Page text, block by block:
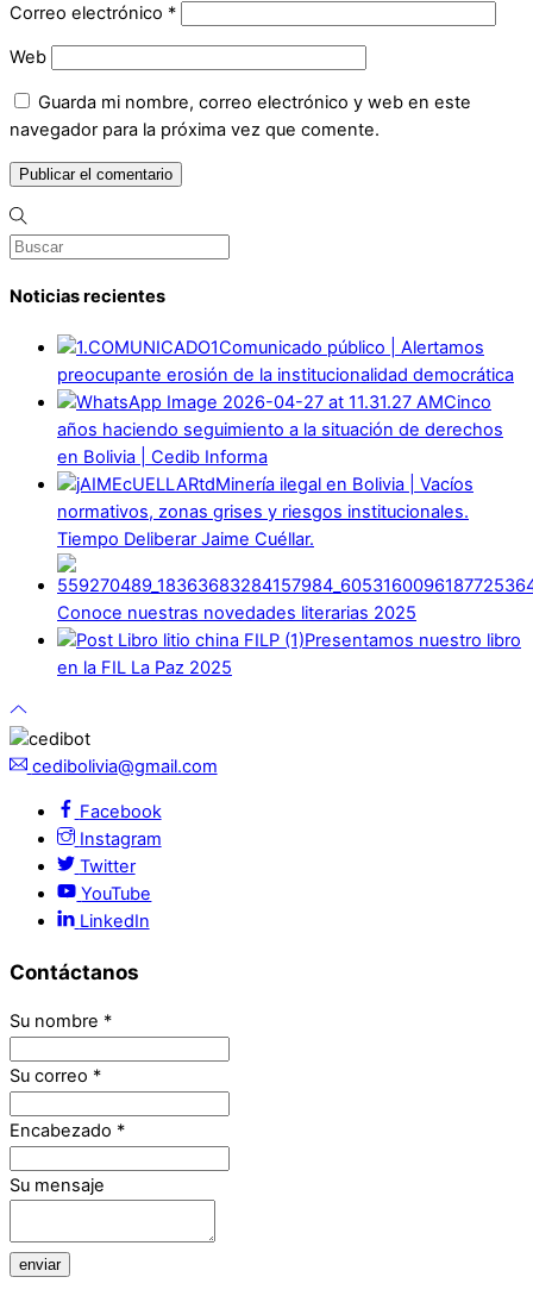
Correo electrónico *
Web
Guarda mi nombre, correo electrónico y web en este
navegador para la próxima vez que comente.
Noticias recientes
Comunicado público | Alertamos
preocupante erosión de la institucionalidad democrática
Cinco
años haciendo seguimiento a la situación de derechos
en Bolivia | Cedib Informa
Minería ilegal en Bolivia | Vacíos
normativos, zonas grises y riesgos institucionales.
Tiempo Deliberar Jaime Cuéllar.
Conoce nuestras novedades literarias 2025
Presentamos nuestro libro
en la FIL La Paz 2025
cedibolivia@gmail.com
Facebook
Instagram
Twitter
YouTube
LinkedIn
Contáctanos
Su nombre *
Su correo *
Encabezado *
Su mensaje
enviar